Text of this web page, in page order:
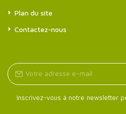
Plan du site
Contactez-nous
Inscrivez-vous à notre newsletter